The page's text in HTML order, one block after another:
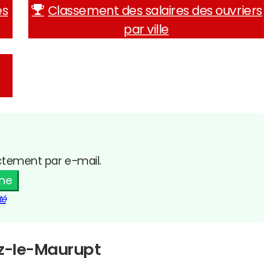
Classement des salaires des ouvriers
par ville
par e-mail.
le-Maurupt